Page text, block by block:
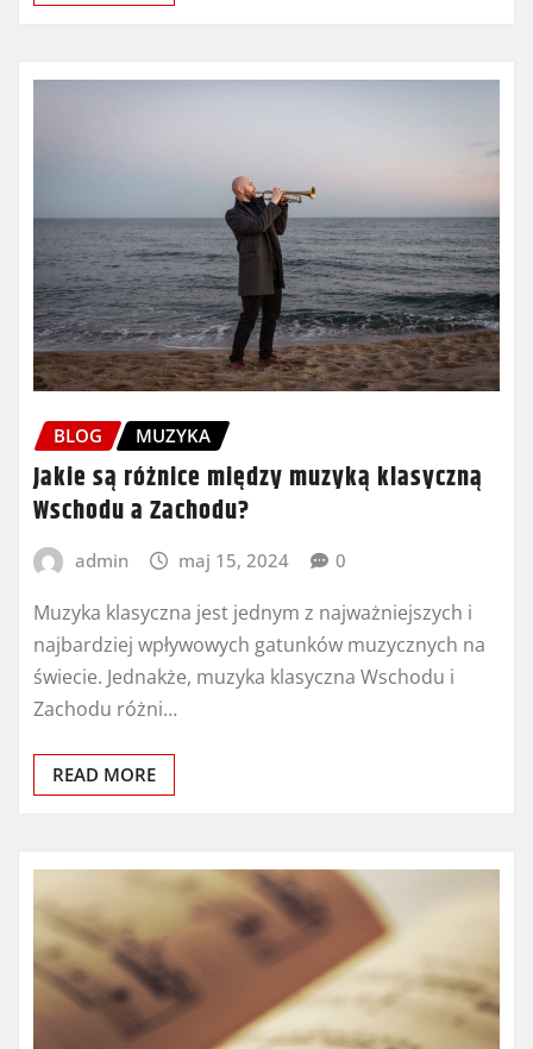
BLOG MUZYKA
Jakie są różnice między muzyką klasyczną
Wschodu a Zachodu?
admin maj 15, 2024 0
Muzyka klasyczna jest jednym z najważniejszych i
najbardziej wpływowych gatunków muzycznych na
świecie. Jednakże, muzyka klasyczna Wschodu i
Zachodu różni…
READ MORE